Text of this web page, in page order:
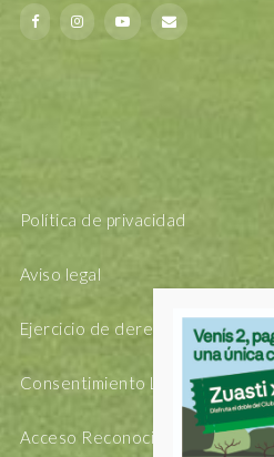
Política de privacidad
Aviso legal
Ejercicio de derechos Arsol
Consentimiento Legal
Acceso Reconocimiento Facial